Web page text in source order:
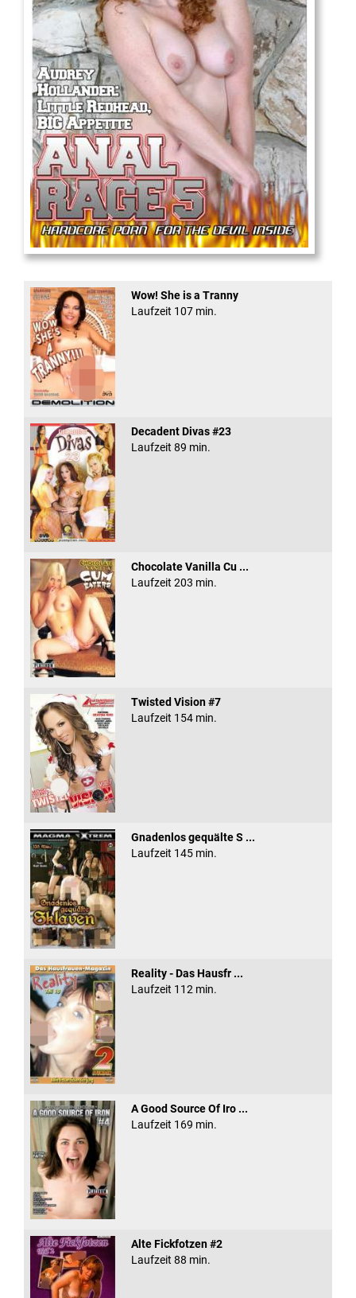
Anal Rage #5
Wow! She is a Tranny
Laufzeit 107 min.
Decadent Divas #23
Laufzeit 89 min.
Chocolate Vanilla Cu ...
Laufzeit 203 min.
Twisted Vision #7
Laufzeit 154 min.
Gnadenlos gequälte S ...
Laufzeit 145 min.
Reality - Das Hausfr ...
Laufzeit 112 min.
A Good Source Of Iro ...
Laufzeit 169 min.
Alte Fickfotzen #2
Laufzeit 88 min.